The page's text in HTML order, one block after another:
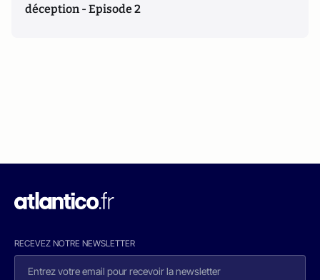
déception - Episode 2
RECEVEZ NOTRE NEWSLETTER